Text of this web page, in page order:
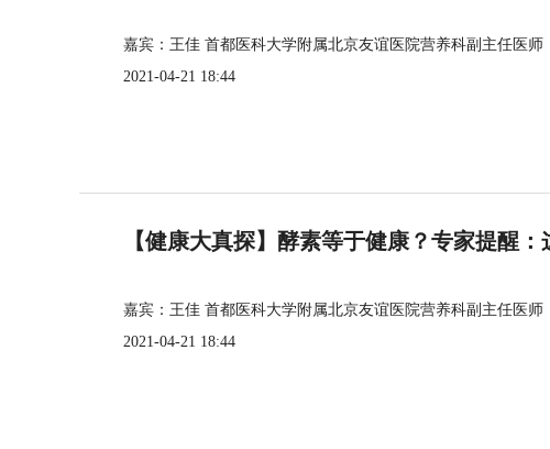
嘉宾：王佳 首都医科大学附属北京友谊医院营养科副主任医师
2021-04-21 18:44
【健康大真探】酵素等于健康？专家提醒
嘉宾：王佳 首都医科大学附属北京友谊医院营养科副主任医师
2021-04-21 18:44